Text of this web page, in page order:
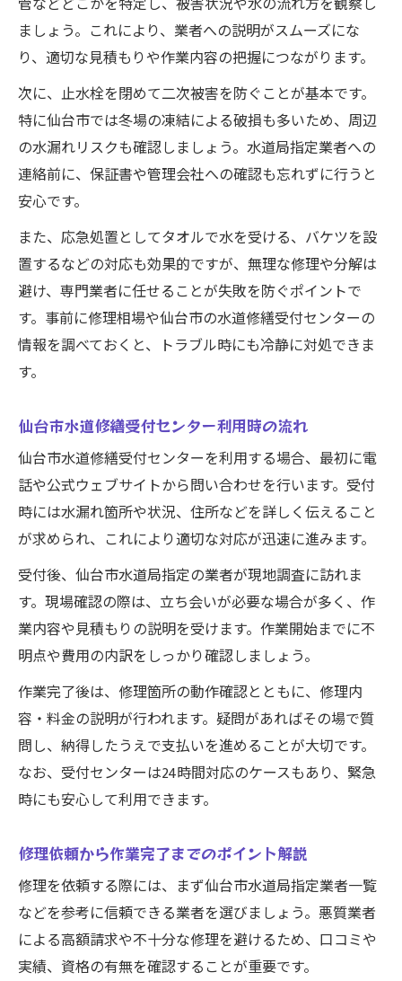
ましょう。これにより、業者への説明がスムーズにな
り、適切な見積もりや作業内容の把握につながります。
次に、止水栓を閉めて二次被害を防ぐことが基本です。
特に仙台市では冬場の凍結による破損も多いため、周辺
の水漏れリスクも確認しましょう。水道局指定業者への
連絡前に、保証書や管理会社への確認も忘れずに行うと
安心です。
また、応急処置としてタオルで水を受ける、バケツを設
置するなどの対応も効果的ですが、無理な修理や分解は
避け、専門業者に任せることが失敗を防ぐポイントで
す。事前に修理相場や仙台市の水道修繕受付センターの
情報を調べておくと、トラブル時にも冷静に対処できま
す。
仙台市水道修繕受付センター利用時の流れ
仙台市水道修繕受付センターを利用する場合、最初に電
話や公式ウェブサイトから問い合わせを行います。受付
時には水漏れ箇所や状況、住所などを詳しく伝えること
が求められ、これにより適切な対応が迅速に進みます。
受付後、仙台市水道局指定の業者が現地調査に訪れま
す。現場確認の際は、立ち会いが必要な場合が多く、作
業内容や見積もりの説明を受けます。作業開始までに不
明点や費用の内訳をしっかり確認しましょう。
作業完了後は、修理箇所の動作確認とともに、修理内
容・料金の説明が行われます。疑問があればその場で質
問し、納得したうえで支払いを進めることが大切です。
なお、受付センターは24時間対応のケースもあり、緊急
時にも安心して利用できます。
修理依頼から作業完了までのポイント解説
修理を依頼する際には、まず仙台市水道局指定業者一覧
などを参考に信頼できる業者を選びましょう。悪質業者
による高額請求や不十分な修理を避けるため、口コミや
実績、資格の有無を確認することが重要です。